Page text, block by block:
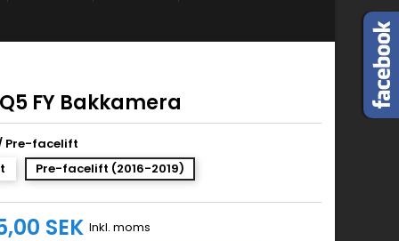
FY Bakkamera
Pre-facelift
Pre-facelift (2016-2019)
SEK Inkl. moms